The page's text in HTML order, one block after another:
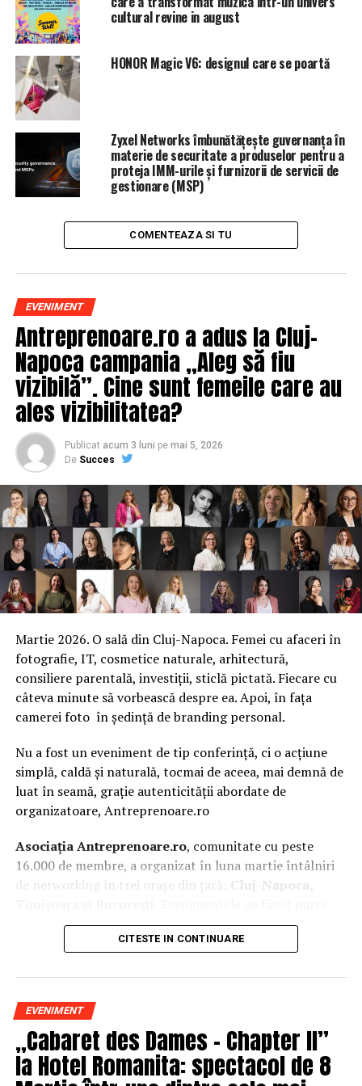
NU RATATI
Arafat dă de pământ cu medicii! AVERTISMENTUL şefului
de la SMURD
cultural revine in august
HONOR Magic V6: designul care se poartă
Zyxel Networks îmbunătățește guvernanța în
materie de securitate a produselor pentru a
proteja IMM-urile și furnizorii de servicii de
gestionare (MSP)
COMENTEAZA SI TU
EVENIMENT
Antreprenoare.ro a adus la Cluj-
Napoca campania „Aleg să fiu
vizibilă”. Cine sunt femeile care au
ales vizibilitatea?
Publicat acum 3 luni pe mai 5, 2026
De Succes
Martie 2026. O sală din Cluj-Napoca. Femei cu afaceri în
fotografie, IT, cosmetice naturale, arhitectură,
consiliere parentală, investiții, sticlă pictată. Fiecare cu
câteva minute să vorbească despre ea. Apoi, în fața
camerei foto în ședință de branding personal.
Nu a fost un eveniment de tip conferință, ci o acțiune
simplă, caldă și naturală, tocmai de aceea, mai demnă de
luat în seamă, grație autenticității abordate de
organizatoare, Antreprenoare.ro
Asociația Antreprenoare.ro, comunitate cu peste
16.000 de membre, a organizat în luna martie întâlniri
de networking în trei orașe din țară:
Cluj-Napoca,
campania națională„Aleg să fiu vizibilă„, o
inițiativă care combină sesiuni de fotografie de brand
prezentă, cu numele tău și cu afacerea ta, în spațiul
public.
La Cluj-Napoca, sesiunile foto au fost susținute de doi
fotografi profesioniști:Valentina Mihalache
(lightsun.ro) șiDeni Sîrb(DA Studio). Valentina a venit
CITESTE IN CONTINUARE
EVENIMENT
„Cabaret des Dames – Chapter II”
la Hotel Romanita: spectacol de 8